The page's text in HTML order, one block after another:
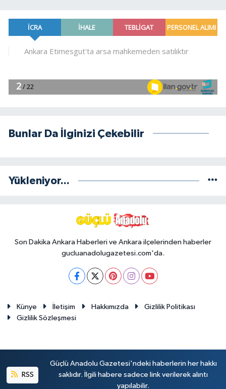
Bunlar Da İlginizi Çekebilir
Yükleniyor...
Son Dakika Ankara Haberleri ve Ankara ilçelerinden haberler
gucluanadolugazetesi.com'da.
Künye İletişim Hakkımızda
Gizlilik Politikası
Gizlilik Sözleşmesi
RSS
Güçlü Anadolu Gazetesi'ndeki haberlerin her hakkı
saklıdır. İlgili habere sadece link verilerek alıntı
yapılabilir.